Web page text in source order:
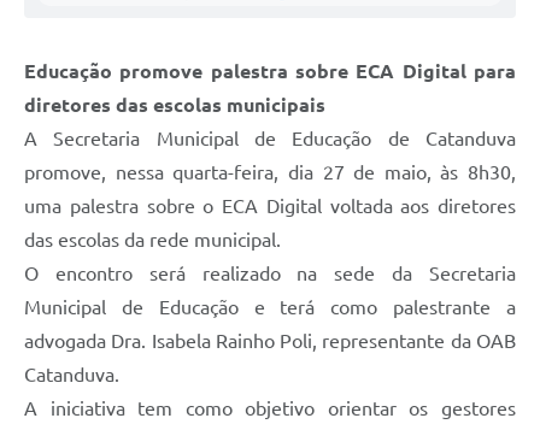
Jornal
Agenda
SIC
Diário Oficial
Editais
Educação promove palestra sobre ECA Digital para
diretores das escolas municipais
A Secretaria Municipal de Educação de Catanduva
promove, nessa quarta-feira, dia 27 de maio, às 8h30,
uma palestra sobre o ECA Digital voltada aos diretores
das escolas da rede municipal.
O encontro será realizado na sede da Secretaria
Municipal de Educação e terá como palestrante a
advogada Dra. Isabela Rainho Poli, representante da OAB
Catanduva.
A iniciativa tem como objetivo orientar os gestores